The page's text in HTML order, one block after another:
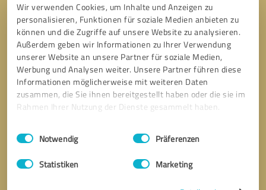
Wir verwenden Cookies, um Inhalte und Anzeigen zu
personalisieren, Funktionen für soziale Medien anbieten zu
können und die Zugriffe auf unsere Website zu analysieren.
Außerdem geben wir Informationen zu Ihrer Verwendung
unserer Website an unsere Partner für soziale Medien,
Werbung und Analysen weiter. Unsere Partner führen diese
Informationen möglicherweise mit weiteren Daten
zusammen, die Sie ihnen bereitgestellt haben oder die sie im
Rahmen Ihrer Nutzung der Dienste gesammelt haben.
Impressum Datenschutzbestimmungen
Einwilligungsauswahl
Notwendig Präferenzen
Statistiken Marketing